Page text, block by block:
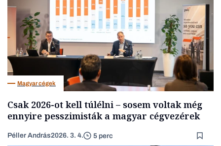
Magyar cégek
Csak 2026-ot kell túlélni – sosem voltak még
ennyire pesszimisták a magyar cégvezérek
Péller András2026. 3. 4. 5 perc